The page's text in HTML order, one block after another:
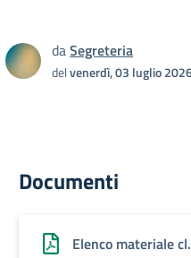
daSegreteria
delvenerdì, 03 luglio
Documenti
Elenco materiale